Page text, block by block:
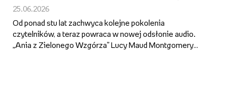
Maud Montgomery powraca jako
superprodukcja audio Empik Go z
gwiazdorską obsadą
25.06.2026
Od ponad stu lat zachwyca kolejne pokolenia
czytelników, a teraz powraca w nowej odsłonie audio.
„Ania z Zielonego Wzgórza” Lucy Maud Montgomery